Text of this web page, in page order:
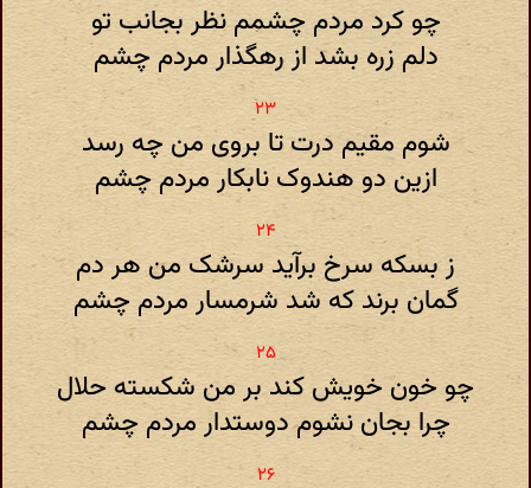
چو کرد مردم چشمم نظر بجانب تو
دلم زره بشد از رهگذار مردم چشم
شوم مقیم درت تا بروی من چه رسد
ازین دو هندوک نابکار مردم چشم
ز بسکه سرخ برآید سرشک من هر دم
گمان برند که شد شرمسار مردم چشم
چو خون خویش کند بر من شکسته حلال
چرا بجان نشوم دوستدار مردم چشم